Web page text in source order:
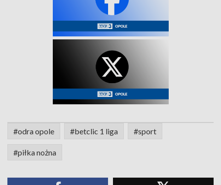
#odra opole #betclic 1 liga #sport
#piłka nożna